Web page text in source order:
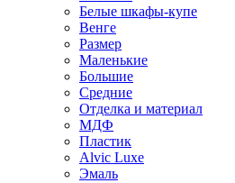
Белые шкафы-купе
Венге
Размер
Маленькие
Большие
Средние
Отделка и материал
МДФ
Пластик
Alvic Luxe
Эмаль